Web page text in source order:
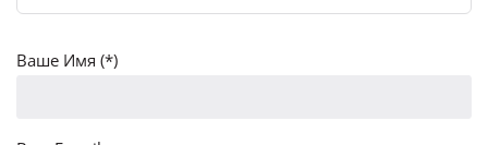
Ваше Имя (*)